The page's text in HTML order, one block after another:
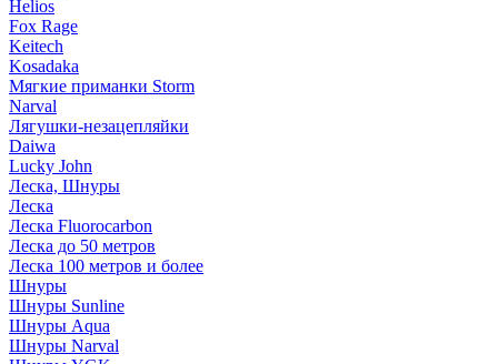
Helios
Fox Rage
Keitech
Kosadaka
Мягкие приманки Storm
Narval
Лягушки-незацепляйки
Daiwa
Lucky John
Леска, Шнуры
Леска
Леска Fluorocarbon
Леска до 50 метров
Леска 100 метров и более
Шнуры
Шнуры Sunline
Шнуры Aqua
Шнуры Narval